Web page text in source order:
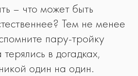
– что может быть
Тем не менее
пару-тройку
в догадках,
один на один.